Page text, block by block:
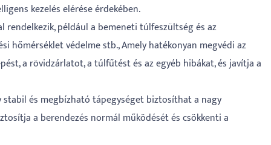
kezelés elérése érdekében.
például a bemeneti túlfeszültség és az
hőmérséklet védelme stb., Amely hatékonyan megvédi az
a rövidzárlatot, a túlfűtést és az egyéb hibákat, és javítja a
stabil és megbízható tápegységet biztosíthat a nagy
a berendezés normál működését és csökkenti a